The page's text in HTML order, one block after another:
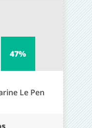
47%
Le Pen